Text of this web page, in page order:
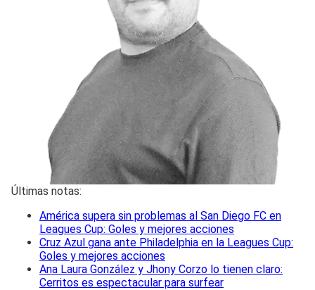
Últimas notas:
América supera sin problemas al San Diego FC en
Leagues Cup: Goles y mejores acciones
Cruz Azul gana ante Philadelphia en la Leagues Cup:
Goles y mejores acciones
Ana Laura González y Jhony Corzo lo tienen claro:
Cerritos es espectacular para surfear